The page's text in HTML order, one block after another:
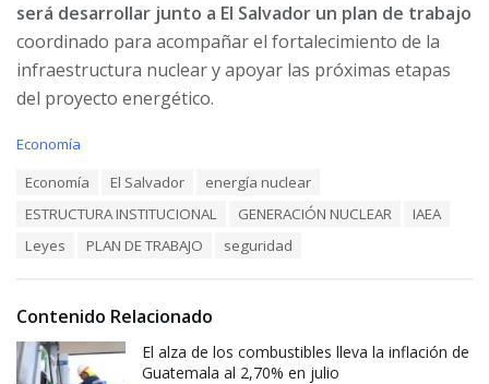
será desarrollar junto a El Salvador un plan de trabajo
coordinado para acompañar el fortalecimiento de la
infraestructura nuclear y apoyar las próximas etapas
del proyecto energético.
C
s
:
Economía
Economía El Salvador
energía nuclear
ESTRUCTURA INSTITUCIONAL
GENERACIÓN NUCLEAR
IAEA
Leyes
PLAN DE TRABAJO seguridad
Contenido Relacionado
El alza de los combustibles lleva la inflación de
Guatemala al 2,70% en julio